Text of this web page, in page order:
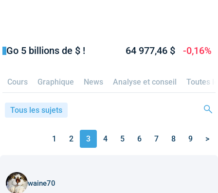
Go 5 billions de $ ! 64 977,46 $ -0,16%
Cours Graphique News Analyse et conseil Toutes
Tous les sujets
1 2 3 4 5 6 7 8 9 >
waine70